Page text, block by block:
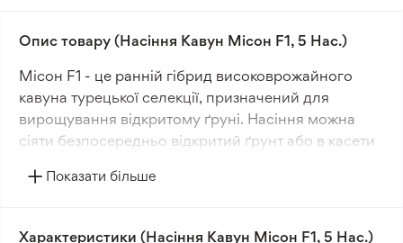
Опис товару (Насіння Кавун Місон F1, 5 Нас.)
Місон F1 - це ранній гібрид високоврожайного
кавуна турецької селекції, призначений для
вирощування відкритому ґруні. Насіння можна
сіяти безпосередньо відкритий ґрунт або в касети
Показати більше
Характеристики (Насіння Кавун Місон F1, 5 Нас.)